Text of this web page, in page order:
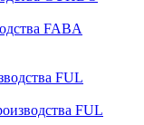
FABA
FUL
FUL